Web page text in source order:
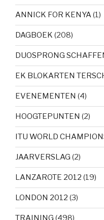
ANNICK FOR KENYA(1)
DAGBOEK (208)
DUOSPRONG
EK BLOKARTEN
EVENEMENTEN (4)
HOOGTEPUNTEN (2)
ITU WORLD
JAARVERSLAG (2)
LANZAROTE 2012 (19)
LONDON 2012 (3)
TRAINING (498)